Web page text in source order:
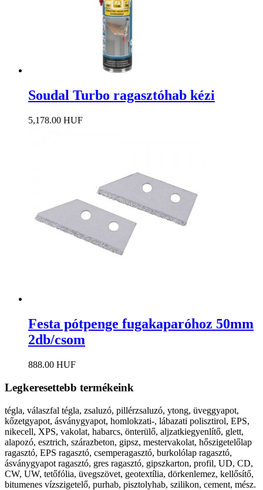
Soudal Turbo ragasztóhab kézi
5,178.00 HUF
Festa pótpenge fugakaparóhoz 50mm
2db/csom
888.00 HUF
Legkeresettebb termékeink
tégla, válaszfal tégla, zsaluzó, pillérzsaluzó, ytong, üveggyapot,
kőzetgyapot, ásványgyapot, homlokzati-, lábazati polisztirol, EPS,
nikecell, XPS, vakolat, habarcs, önterülő, aljzatkiegyenlítő, glett,
alapozó, esztrich, szárazbeton, gipsz, mestervakolat, hőszigetelőlap
ragasztó, EPS ragasztó, csemperagasztó, burkolólap ragasztó,
ásványgyapot ragasztó, gres ragasztó, gipszkarton, profil, UD, CD,
CW, UW, tetőfólia, üvegszövet, geotextília, dörkenlemez, kellősítő,
bitumenes vízszigetelő, purhab, pisztolyhab, szilikon, cement, mész.